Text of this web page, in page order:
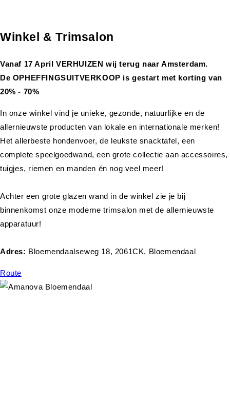
Winkel & Trimsalon
Vanaf 17 April VERHUIZEN wij terug naar Amsterdam.
De OPHEFFINGSUITVERKOOP is gestart met korting van
20% - 70%
In onze winkel vind je unieke, gezonde, natuurlijke en de
allernieuwste producten van lokale en internationale merken!
Het allerbeste hondenvoer, de leukste snacktafel, een
complete speelgoedwand, een grote collectie aan accessoires,
tuigjes, riemen en manden én nog veel meer!
Achter een grote glazen wand in de winkel zie je bij
binnenkomst onze moderne trimsalon met de allernieuwste
apparatuur!
Adres: Bloemendaalseweg 18, 2061CK, Bloemendaal
Route